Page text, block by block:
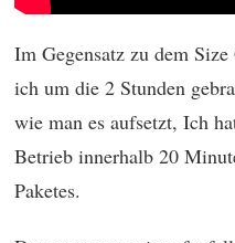
Im Gegensatz zu dem
ich um die 2 Stunden
wie man es aufsetzt, Ich
Betrieb innerhalb 20
Paketes.